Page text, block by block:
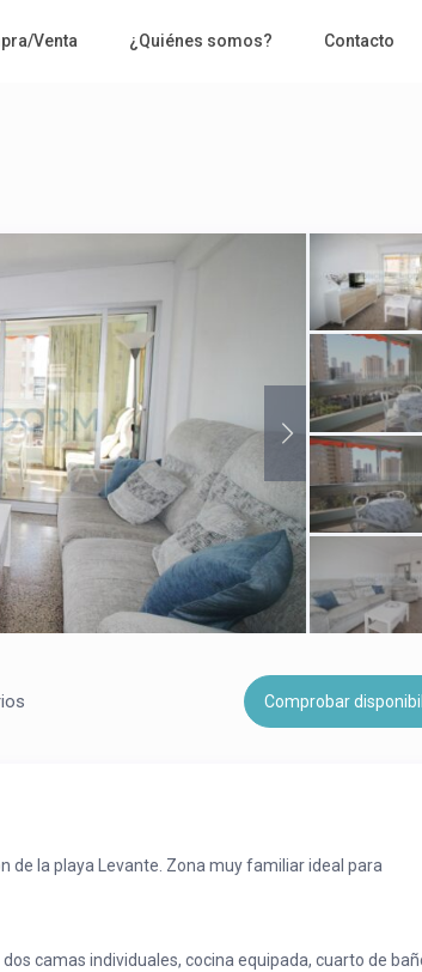
Venta ¿Quiénes somos? Contacto
Comprobar
la playa Levante. Zona muy familiar ideal para
camas individuales, cocina equipada, cuarto de